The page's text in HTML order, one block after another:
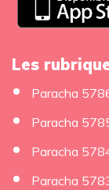
Les
Paracha
Paracha
Paracha
Paracha